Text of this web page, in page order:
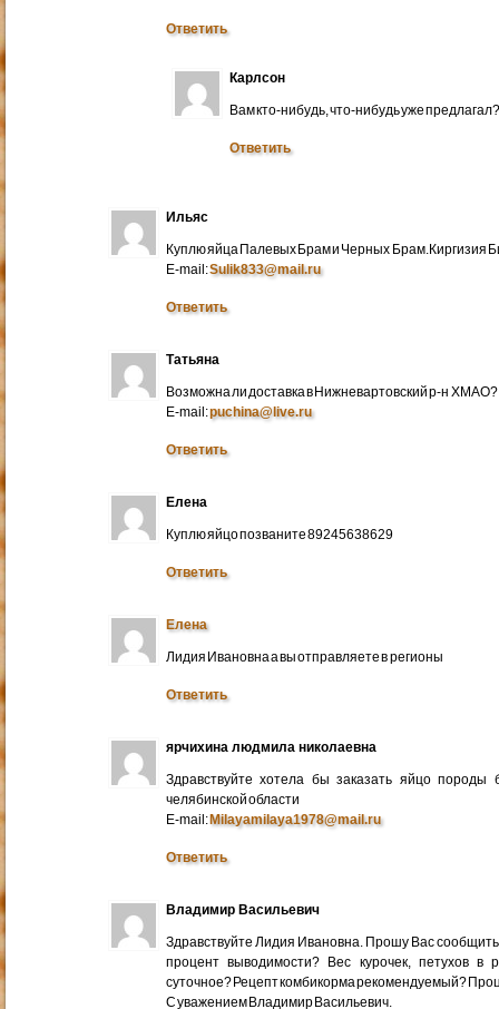
Ответить
Карлсон
Вам кто-нибудь, что-нибудь уже
Ответить
Ильяс
Куплю яйца Палевых Брам и Черных Брам.Киргизия
E-mail:Sulik833@mail.ru
Ответить
Татьяна
Возможна ли доставка в Нижневартовский р-н ХМАО?
E-mail:puchina@live.ru
Ответить
Елена
Куплю яйцо позваните 89245638629
Ответить
Елена
Лидия Ивановна а вы отправляете в регионы
Ответить
ярчихина людмила николаевна
Здравствуйте хотела бы заказать яйцо
челябинской области
E-mail:Milayamilaya1978@mail.ru
Ответить
Владимир Васильевич
Здравствуйте Лидия Ивановна. Прошу Вас
процент выводимости? Вес курочек, петухов в
суточное? Рецепт комбикорма рекомендуемый?
С уважением Владимир Васильевич.